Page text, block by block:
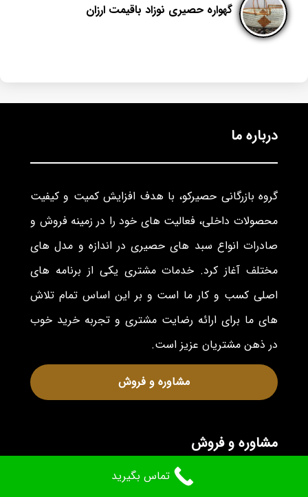
گهواره حصیری نوزاد باقیمت ارزان
درباره ما
گروه بازرگانی حصیرکو، با هدف افزایش کمیت و کیفیت
محصولات داخلی، فعالیت های خود را در زمینه فروش و
صادرات انواع سبد های حصیری در اندازه و مدل های
مختلف آغاز کرد. خدمات مشتری یکی از برنامه های
اصلی کسب و کار ما است و بر این اساس تمام تلاش
های ما برای ارائه رضایت مشتری و تجربه خرید خوب
در ذهن مشتریان عزیز است.
مشاوره و فروش
مشاوره و فروش
تماس بگیرید